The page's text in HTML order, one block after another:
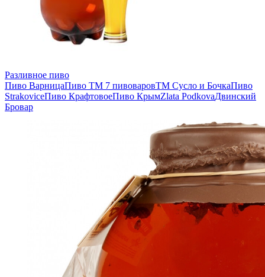
Разливное пиво
Пиво ВарницаПиво ТМ 7 пивоваровТМ Сусло и БочкаПиво
StrakoviceПиво КрафтовоеПиво КрымZlata PodkovaДвинский
Бровар